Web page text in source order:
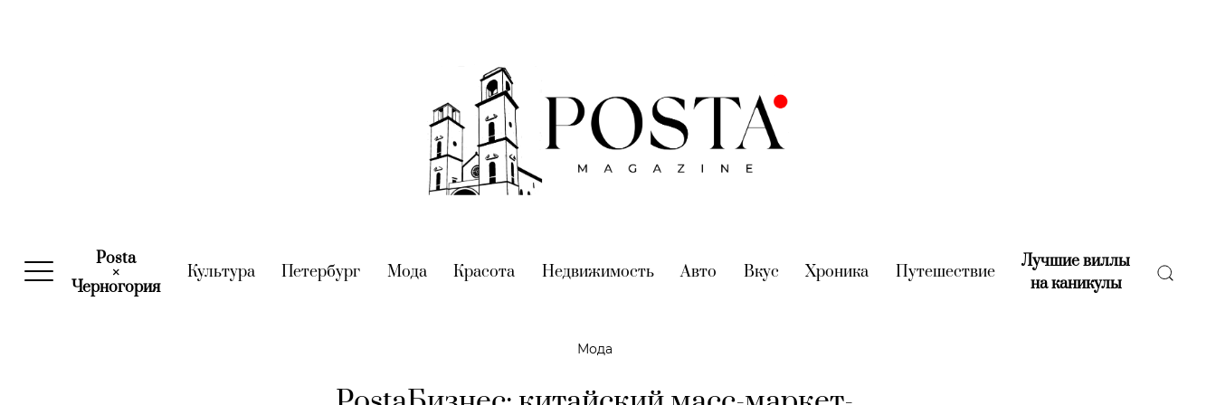
Posta
×
Черногория(current)
Культура(current)
Петербург (current)
Мода(current)
Красота (current)
Недвижимость(current)
Авто (current)
Вкус (current)
Хроника (current)
Путешествие(current)
Лучшие виллы
на каникулы(current)
Мода